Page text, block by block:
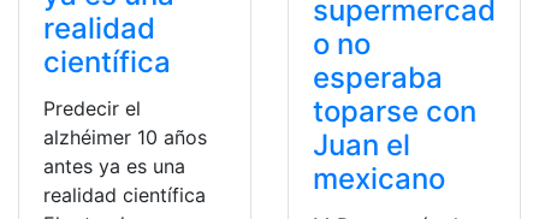
realidad
científica
Predecir el
alzhéimer 10 años
antes ya es una
realidad científica
supermercad
o no
esperaba
toparse con
Juan el
mexicano